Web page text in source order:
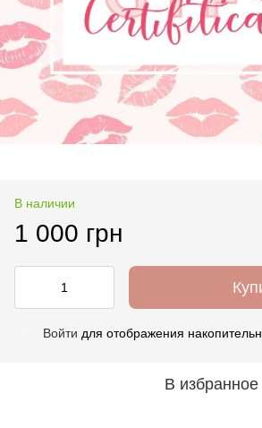
В наличии
1 000 грн
Войти для отображения
В избранное